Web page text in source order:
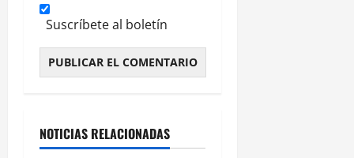
Suscríbete al boletín
NOTICIAS RELACIONADAS